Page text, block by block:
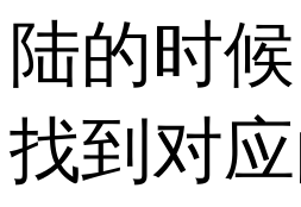
陆的时
找到对